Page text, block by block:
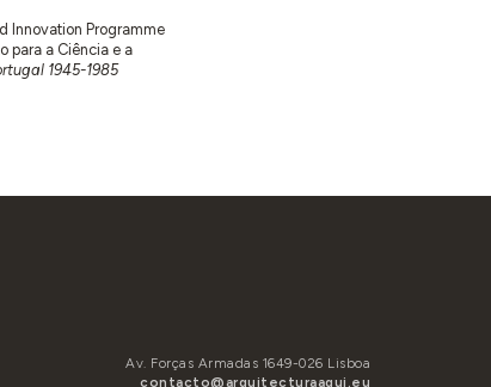
Innovation Programme
para a Ciência e a
1945-1985
Av. Forças Armadas 1649-026 Lisboa
contacto@arquitecturaaqui.eu